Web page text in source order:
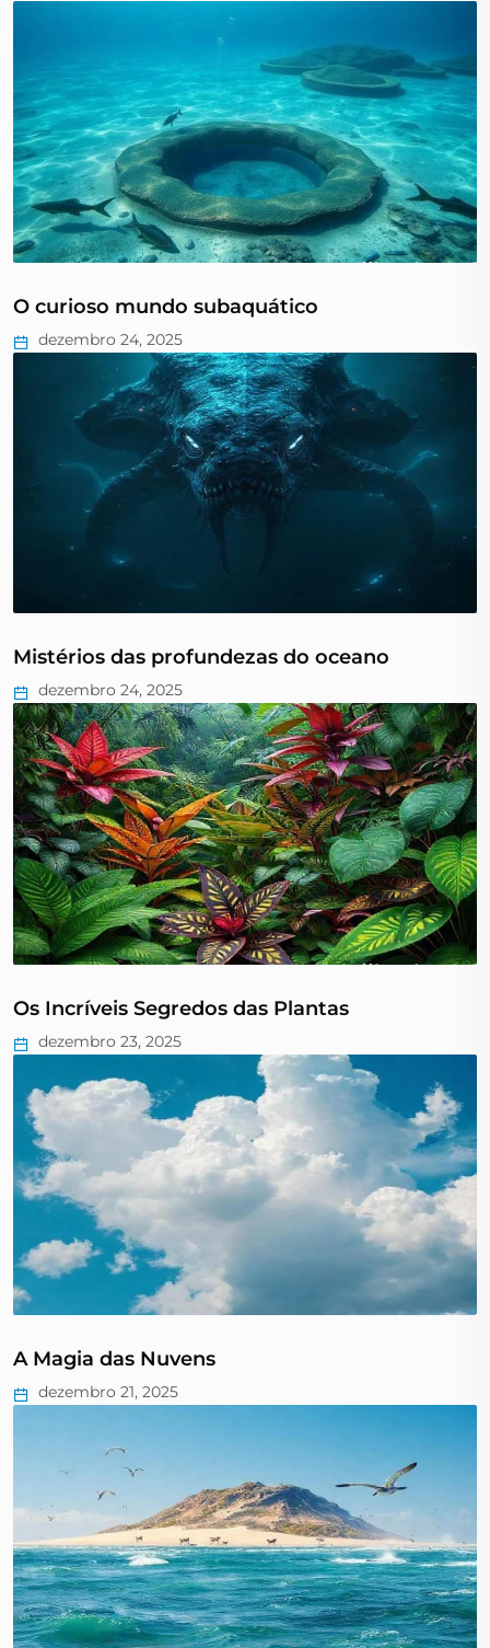
O curioso mundo subaquático
dezembro 24, 2025
Mistérios das profundezas do oceano
dezembro 24, 2025
Os Incríveis Segredos das Plantas
dezembro 23, 2025
A Magia das Nuvens
dezembro 21, 2025